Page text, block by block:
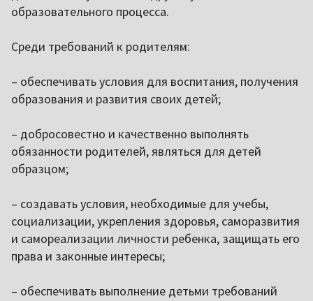
образовательного процесса.
Среди требований к родителям:
– обеспечивать условия для воспитания, получения
образования и развития своих детей;
– добросовестно и качественно выполнять
обязанности родителей, являться для детей
образцом;
– создавать условия, необходимые для учебы,
социализации, укрепления здоровья, саморазвития
и самореализации личности ребенка, защищать его
права и законные интересы;
– обеспечивать выполнение детьми требований